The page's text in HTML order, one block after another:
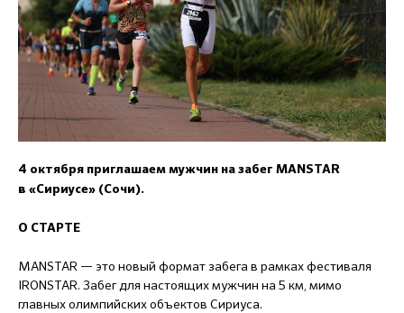
4 октября приглашаем мужчин на забег MANSTAR
в «Сириусе» (Сочи).
О СТАРТЕ
MANSTAR — это новый формат забега в рамках фестиваля
IRONSTAR. Забег для настоящих мужчин на 5 км, мимо
главных олимпийских объектов Сириуса.